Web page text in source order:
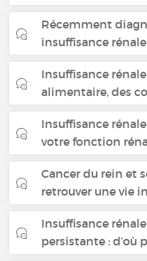
Récemment
insuffisance
Insuffisance
alimentaire, des
Insuffisance
votre fonction
Cancer du rein et
retrouver une vie
Insuffisance
persistante : d’où